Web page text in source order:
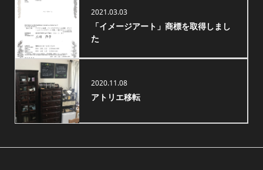
2021.03.03
「イメージアート」商標を取得しまし
た
2020.11.08
アトリエ移転